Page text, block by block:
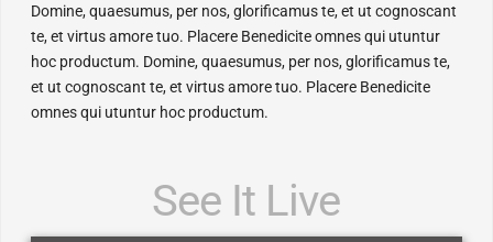
Domine, quaesumus, per nos, glorificamus te, et ut cognoscant
te, et virtus amore tuo. Placere Benedicite omnes qui utuntur
hoc productum. Domine, quaesumus, per nos, glorificamus te,
et ut cognoscant te, et virtus amore tuo. Placere Benedicite
omnes qui utuntur hoc productum.
See It Live